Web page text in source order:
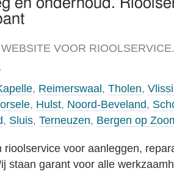
VOOR
, Reimerswaal , Tholen,
, Hulst, Noord-Beveland,
, Sluis, Terneuzen, Bergen op
rioolservice voor aanleggen,
staan garant voor alle